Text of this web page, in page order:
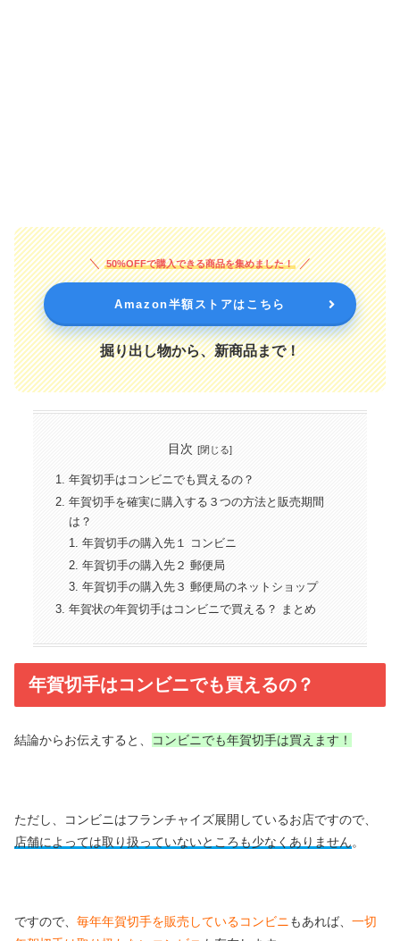
50%OFFで購入できる商品を集めました！
Amazon半額ストアはこちら
掘り出し物から、新商品まで！
目次
年賀切手はコンビニでも買えるの？
年賀切手を確実に購入する３つの方法と販売期間
は？
年賀切手の購入先１ コンビニ
年賀切手の購入先２ 郵便局
年賀切手の購入先３ 郵便局のネットショップ
年賀状の年賀切手はコンビニで買える？ まとめ
年賀切手はコンビニでも買えるの？
結論からお伝えすると、 コンビニでも年賀切手は買えます！
ただし、コンビニはフランチャイズ展開しているお店ですので、
店舗によっては取り扱っていないところも少なくありません。
ですので、 毎年年賀切手を販売しているコンビニもあれば、 一切